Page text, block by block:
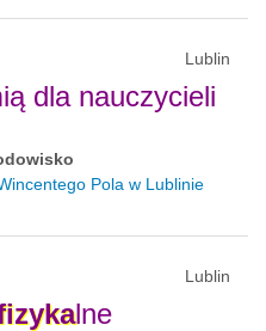
Lublin
dla nauczycieli
Pola w Lublinie
Lublin
lne